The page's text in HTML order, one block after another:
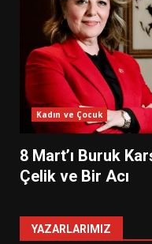
Kadın ve Çocuk
8 Mart’ı Buruk
Çelik ve Bir Acı
YAZARLARIMIZ